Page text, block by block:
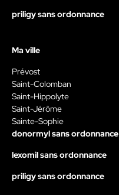
priligy sans ordonnance
Ma ville
Prévost
Saint-Colomban
Saint-Hippolyte
Saint-Jérôme
Sainte-Sophie
donormyl sans ordonnance
lexomil sans ordonnance
priligy sans ordonnance